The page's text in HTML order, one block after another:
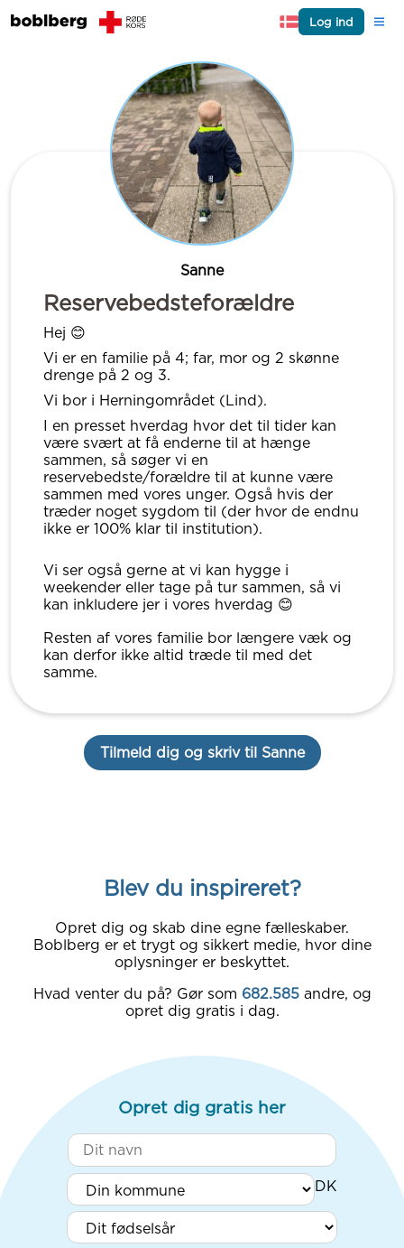
Log ind
Sanne
Reservebedsteforældre
Hej 😊
Vi er en familie på 4; far, mor og 2 skønne
drenge på 2 og 3.
Vi bor i Herningområdet (Lind).
I en presset hverdag hvor det til tider kan
være svært at få enderne til at hænge
sammen, så søger vi en
reservebedste/forældre til at kunne være
sammen med vores unger. Også hvis der
træder noget sygdom til (der hvor de endnu
ikke er 100% klar til institution).
Vi ser også gerne at vi kan hygge i
weekender eller tage på tur sammen, så vi
kan inkludere jer i vores hverdag 😊
Resten af vores familie bor længere væk og
kan derfor ikke altid træde til med det
samme.
Tilmeld dig og skriv til Sanne
Blev du inspireret?
Opret dig og skab dine egne fælleskaber.
Boblberg er et trygt og sikkert medie, hvor dine
oplysninger er beskyttet.
Hvad venter du på? Gør som 682.585 andre, og
opret dig gratis i dag.
Opret dig gratis her